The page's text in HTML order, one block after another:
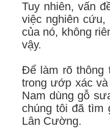
Tuy nhiên, vấn
việc nghiên
của nó, không
vậy.
Để làm rõ thông
trong ướp xác
Nam dùng gỗ
chúng tôi đã tìm
Lân Cường.